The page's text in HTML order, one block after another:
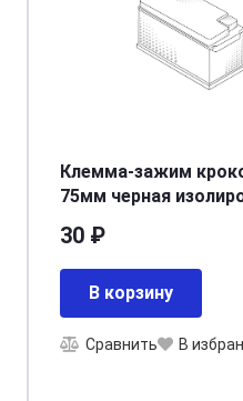
Клемма-зажим
75мм черная
30 ₽
В корзину
Сравнить В